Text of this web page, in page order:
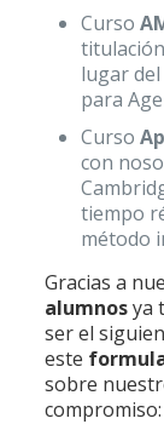
Curso
lugar
para
Curso
con
tiempo
método
Gracias a
alumnosya
ser el
este
sobre
compromiso: